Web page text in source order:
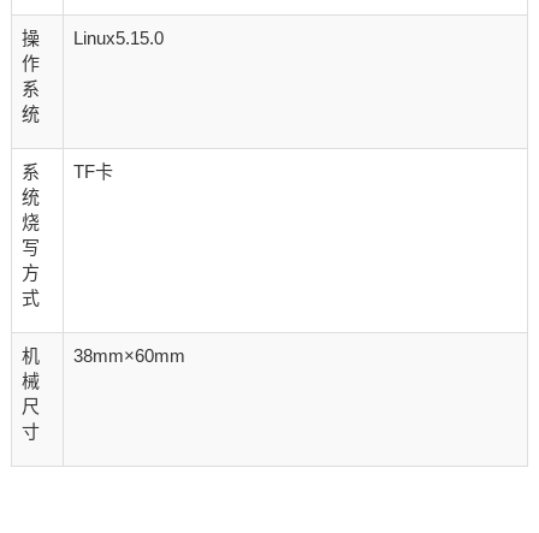
操
作
系
统
Linux5.15.0
系
统
烧
写
方
式
TF卡
机
械
尺
寸
38mm×60mm